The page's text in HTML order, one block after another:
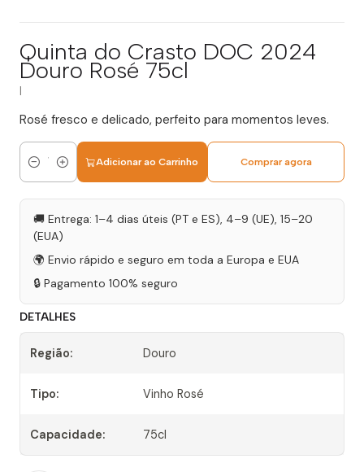
Quinta do Crasto DOC 2024
Douro Rosé 75cl
Rosé fresco e delicado, perfeito para momentos leves.
Quantidade
Adicionar ao Carrinho Comprar agora
🚚 Entrega: 1–4 dias úteis (PT e ES), 4–9 (UE), 15–20
(EUA)
🌍 Envio rápido e seguro em toda a Europa e EUA
🔒 Pagamento 100% seguro
DETALHES
Região: Douro
Tipo: Vinho Rosé
Capacidade: 75cl